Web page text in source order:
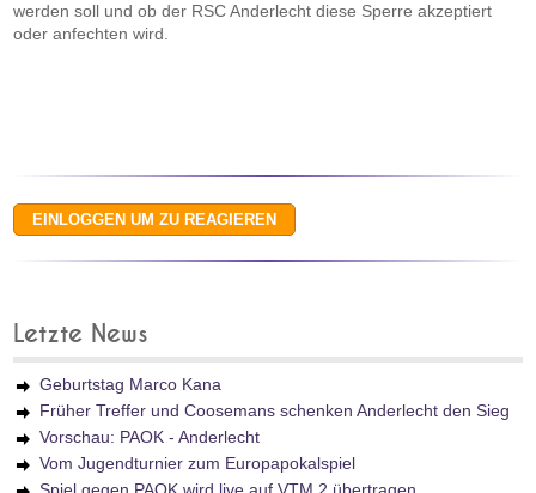
werden soll und ob der RSC Anderlecht diese Sperre akzeptiert
oder anfechten wird.
Letzte News
Geburtstag Marco Kana
Früher Treffer und Coosemans schenken Anderlecht den Sieg
Vorschau: PAOK - Anderlecht
Vom Jugendturnier zum Europapokalspiel